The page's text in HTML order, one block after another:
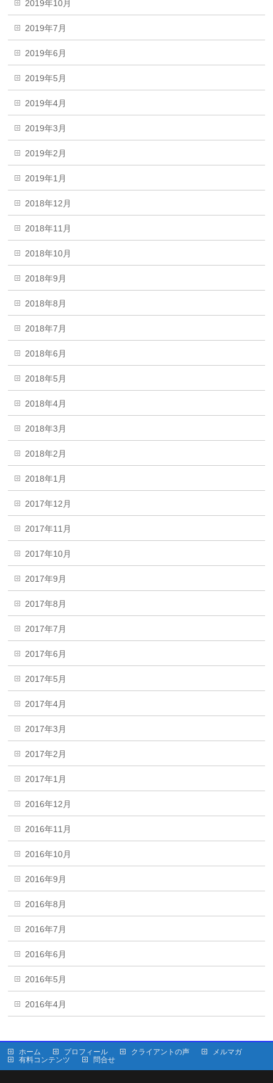
2019年10月
2019年7月
2019年6月
2019年5月
2019年4月
2019年3月
2019年2月
2019年1月
2018年12月
2018年11月
2018年10月
2018年9月
2018年8月
2018年7月
2018年6月
2018年5月
2018年4月
2018年3月
2018年2月
2018年1月
2017年12月
2017年11月
2017年10月
2017年9月
2017年8月
2017年7月
2017年6月
2017年5月
2017年4月
2017年3月
2017年2月
2017年1月
2016年12月
2016年11月
2016年10月
2016年9月
2016年8月
2016年7月
2016年6月
2016年5月
2016年4月
ホーム プロフィール クライアントの声
メルマガ
有料コンテンツ
問合せ